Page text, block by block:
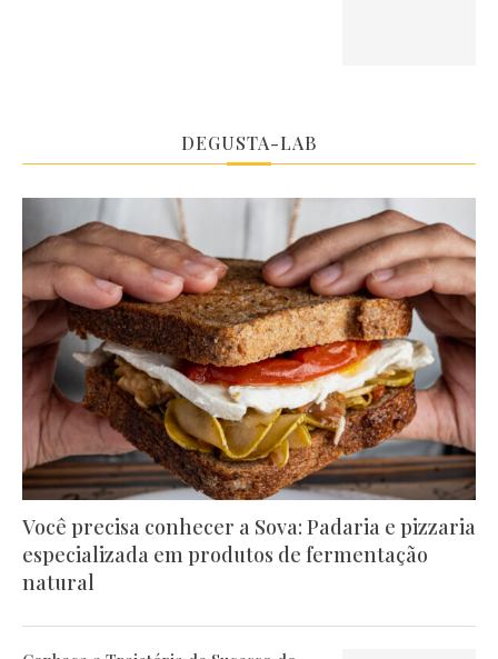
DEGUSTA-LAB
Você precisa conhecer a Sova: Padaria e pizzaria
especializada em produtos de fermentação
natural